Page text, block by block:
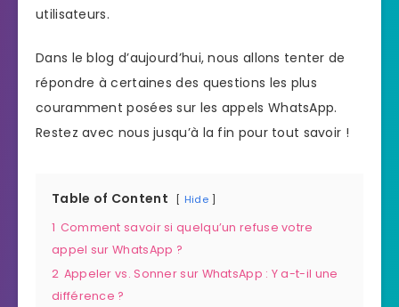
utilisateurs.
Dans le blog d’aujourd’hui, nous allons tenter de
répondre à certaines des questions les plus
couramment posées sur les appels WhatsApp.
Restez avec nous jusqu’à la fin pour tout savoir !
Table of Content Hide
1 Comment savoir si quelqu’un refuse votre
appel sur WhatsApp ?
2 Appeler vs. Sonner sur WhatsApp : Y a-t-il une
différence ?